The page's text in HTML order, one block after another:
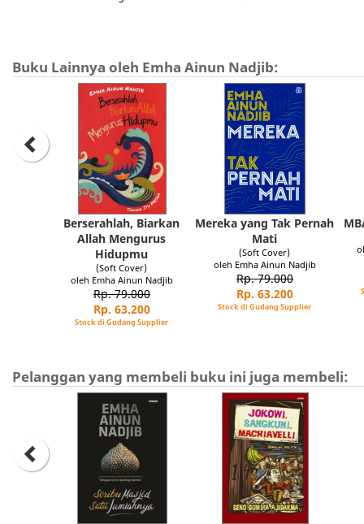
Buku Lainnya oleh Emha Ainun Nadjib:
Berserahlah, Biarkan
Allah Mengurus
Hidupmu
(Soft Cover)
oleh Emha Ainun Nadjib
Rp. 79.000
Rp. 63.200
Stock di Gudang Supplier
Mereka yang Tak Pernah
Mati
(Soft Cover)
oleh Emha Ainun Nadjib
Rp. 79.000
Rp. 63.200
Stock di Gudang Supplier
Pelanggan yang membeli buku ini juga membeli: